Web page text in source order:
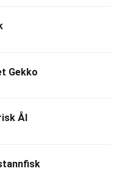
Gekko
Ål